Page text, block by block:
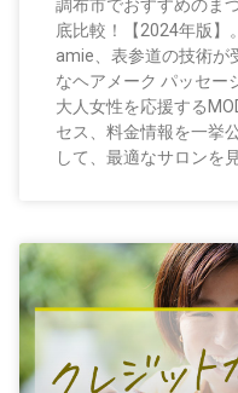
調布市でおすすめのま
底比較！【2024年版】
amie、表参道の技術が
なヘアメーク パッセー
大人女性を応援する
セス、料金情報を一挙
して、最適なサロンを